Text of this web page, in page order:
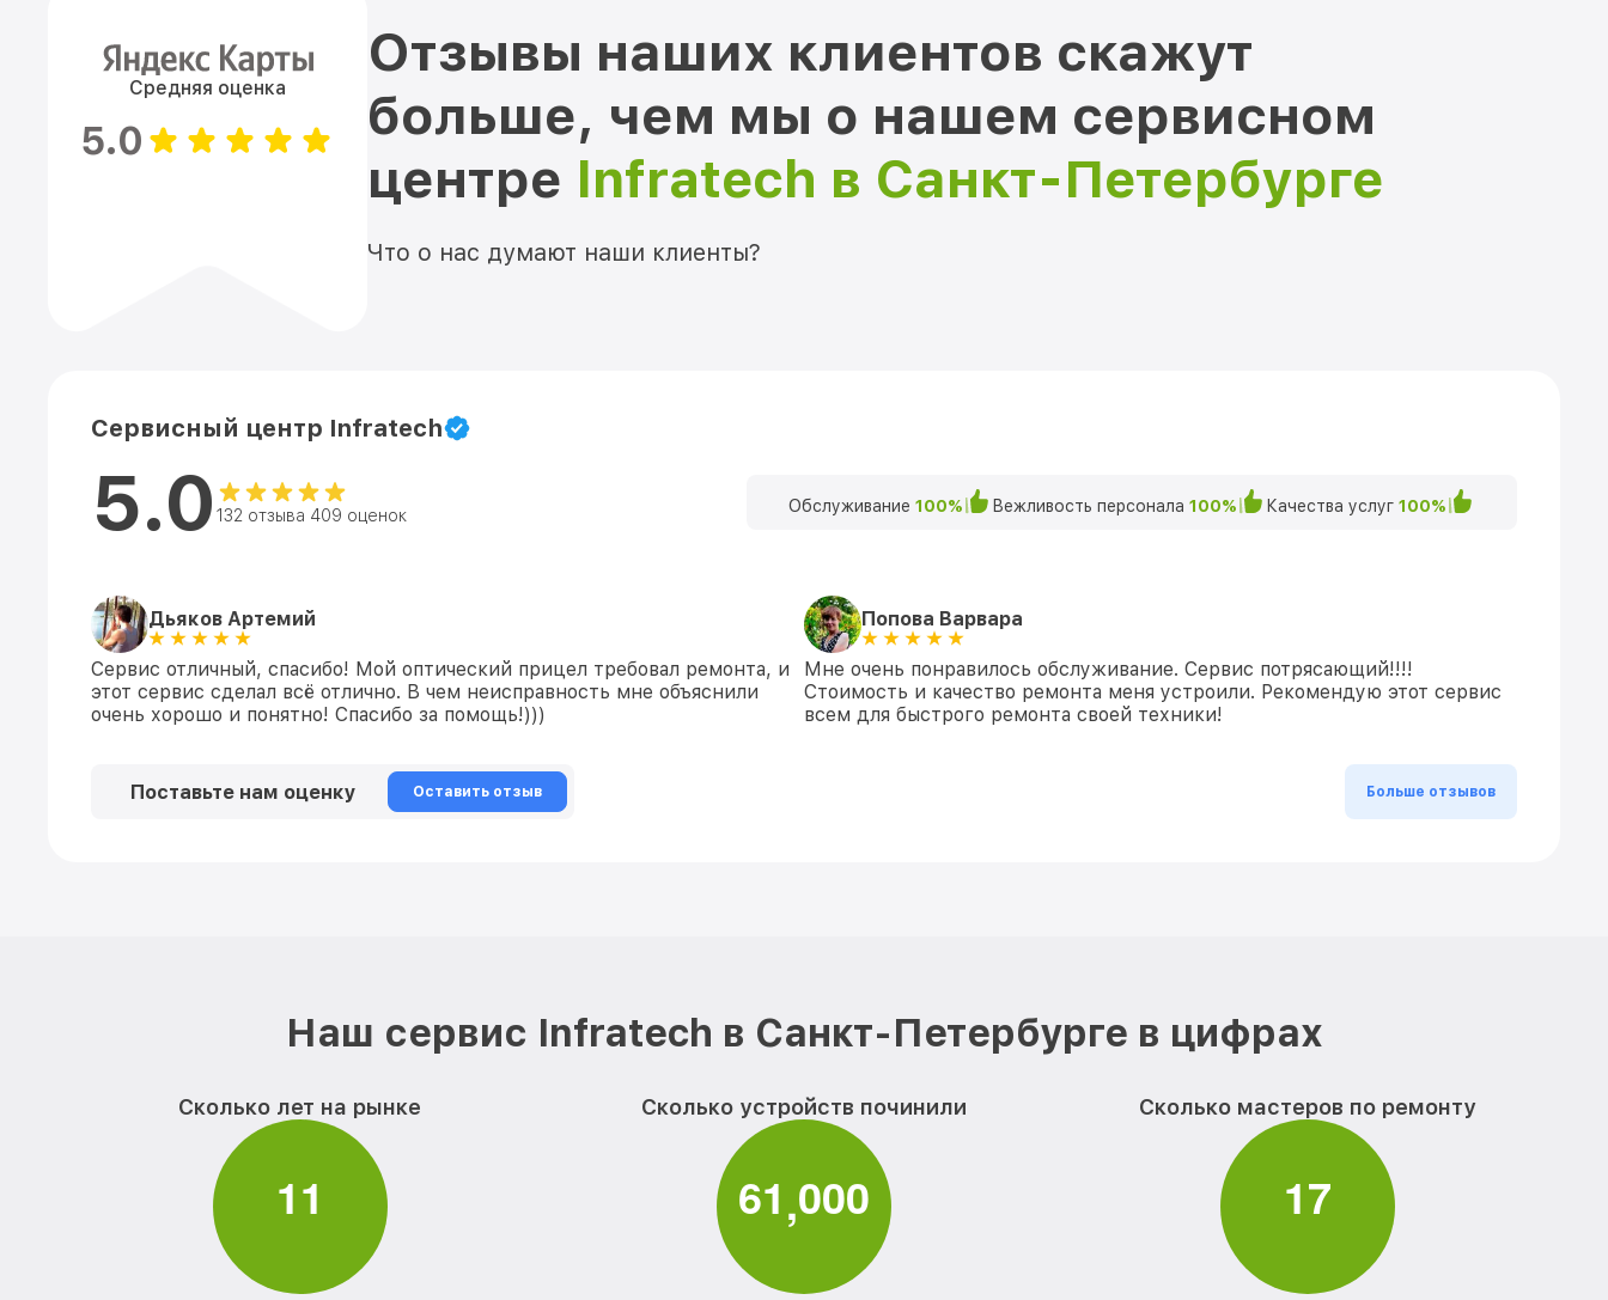
Средняя оценка
5.0
Отзывы наших клиентов скажут
больше, чем мы о нашем сервисном
центре Infratech в Санкт-Петербурге
Что о нас думают наши клиенты?
Сервисный центр Infratech
5.0 132 отзыва 409 оценок Обслуживание 100% Вежливость персонала 100% Качества услуг 100%
Дьяков Артемий
Сервис отличный, спасибо! Мой оптический прицел требовал ремонта, и
этот сервис сделал всё отлично. В чем неисправность мне объяснили
очень хорошо и понятно! Спасибо за помощь!)))
Попова Варвара
Мне очень понравилось обслуживание. Сервис потрясающий!!!!
Стоимость и качество ремонта меня устроили. Рекомендую этот сервис
всем для быстрого ремонта своей техники!
Поставьте нам оценку Оставить отзыв Больше отзывов
Наш сервис Infratech в Санкт-Петербурге в цифрах
Сколько лет на рынке
11
Сколько устройств починили
61,000
Сколько мастеров по ремонту
17